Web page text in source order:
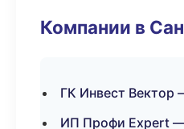
Компании в
ГК Инвест Вектор
ИП Профи Expert